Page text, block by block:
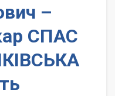
–
СПАС